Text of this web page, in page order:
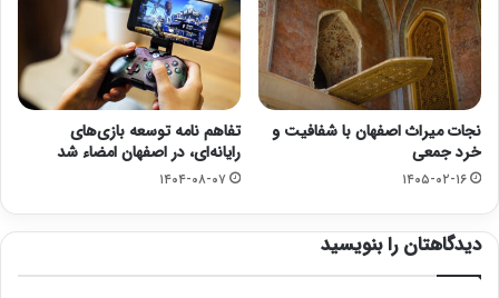
نجات میراث اصفهان با شفافیت و
خرد جمعی
۱۴۰۵-۰۲-۱۶
تفاهم نامه توسعه بازی‌های
رایانه‌ای، در اصفهان امضاء شد
۱۴۰۴-۰۸-۰۷
دیدگاهتان را بنویسید